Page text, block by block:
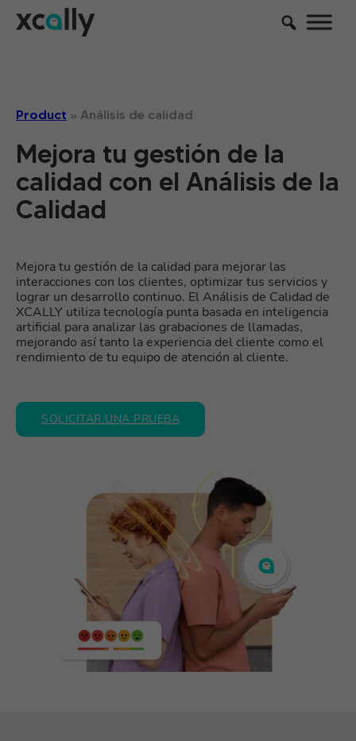
Product » Análisis de calidad
Mejora tu gestión de la
calidad con el Análisis de la
Calidad
Mejora tu gestión de la calidad para mejorar las
interacciones con los clientes, optimizar tus servicios y
lograr un desarrollo continuo. El Análisis de Calidad de
XCALLY utiliza tecnología punta basada en inteligencia
artificial para analizar las grabaciones de llamadas,
mejorando así tanto la experiencia del cliente como el
rendimiento de tu equipo de atención al cliente.
SOLICITAR UNA PRUEBA